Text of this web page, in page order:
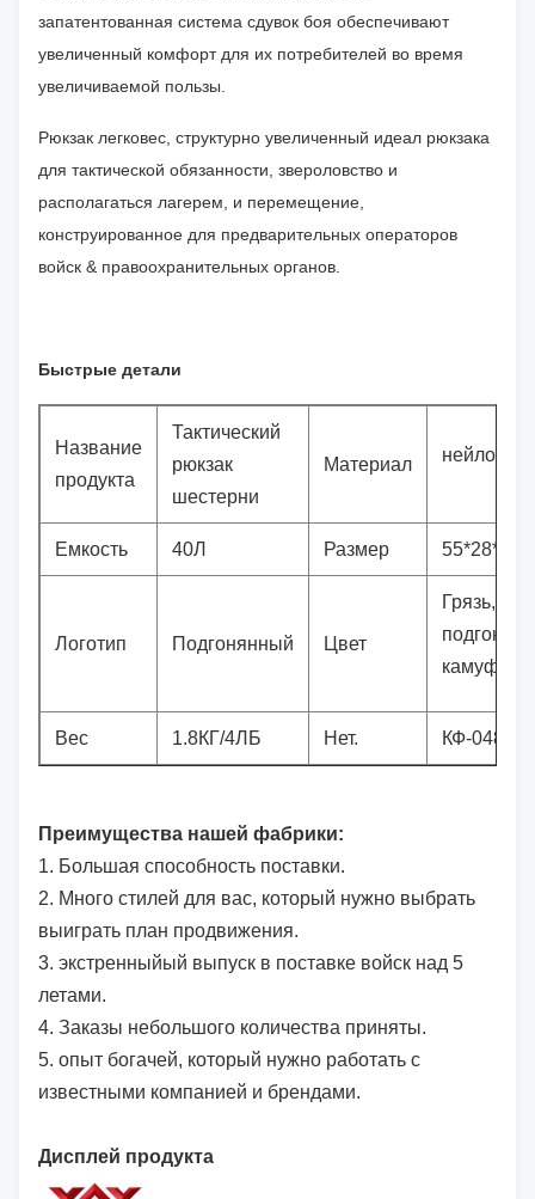
запатентованная система сдувок боя обеспечивают
увеличенный комфорт для их потребителей во время
увеличиваемой пользы.
Рюкзак легковес, структурно увеличенный идеал рюкзака
для тактической обязанности, звероловство и
располагаться лагерем, и перемещение,
конструированное для предварительных операторов
войск & правоохранительных органов.
Быстрые детали
Название
продукта
Тактический
рюкзак
шестерни
Материал нейлон
Емкость 40Л Размер
Логотип Подгонянный Цвет
Грязь,
Вес 1.8КГ/4ЛБ Нет. КФ-048
Преимущества нашей фабрики:
1. Большая способность поставки.
2. Много стилей для вас, который нужно выбрать
выиграть план продвижения.
3. экстренныйый выпуск в поставке войск над 5
летами.
4. Заказы небольшого количества приняты.
5. опыт богачей, который нужно работать с
известными компанией и брендами.
Дисплей продукта